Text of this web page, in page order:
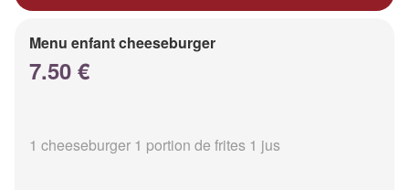
Menu enfant cheeseburger
7.50 €
1 cheeseburger 1 portion de frites 1 jus